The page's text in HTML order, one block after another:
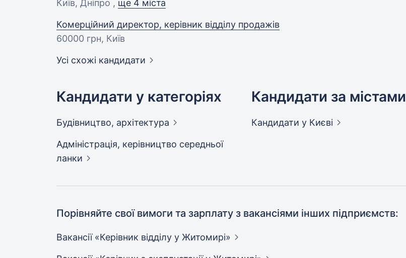
Київ, Дніпро , ще 4 міста
Комерційний директор, керівник відділу продажів
60000 грн, Київ
Усі схожі кандидати
Кандидати у категоріях
Будівництво, архітектура
Адмiнiстрацiя, керівництво середньої
ланки
Кандидати за містами
Кандидати у Києві
Порівняйте свої вимоги та зарплату з вакансіями інших підприємств:
Вакансії «Керівник відділу у Житомирі»